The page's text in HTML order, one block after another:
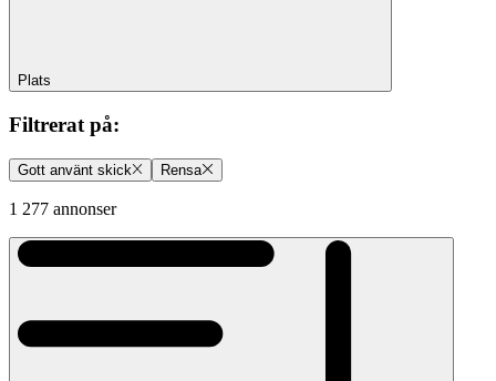
Plats
Filtrerat på:
Gott använt skick Rensa
1 277 annonser